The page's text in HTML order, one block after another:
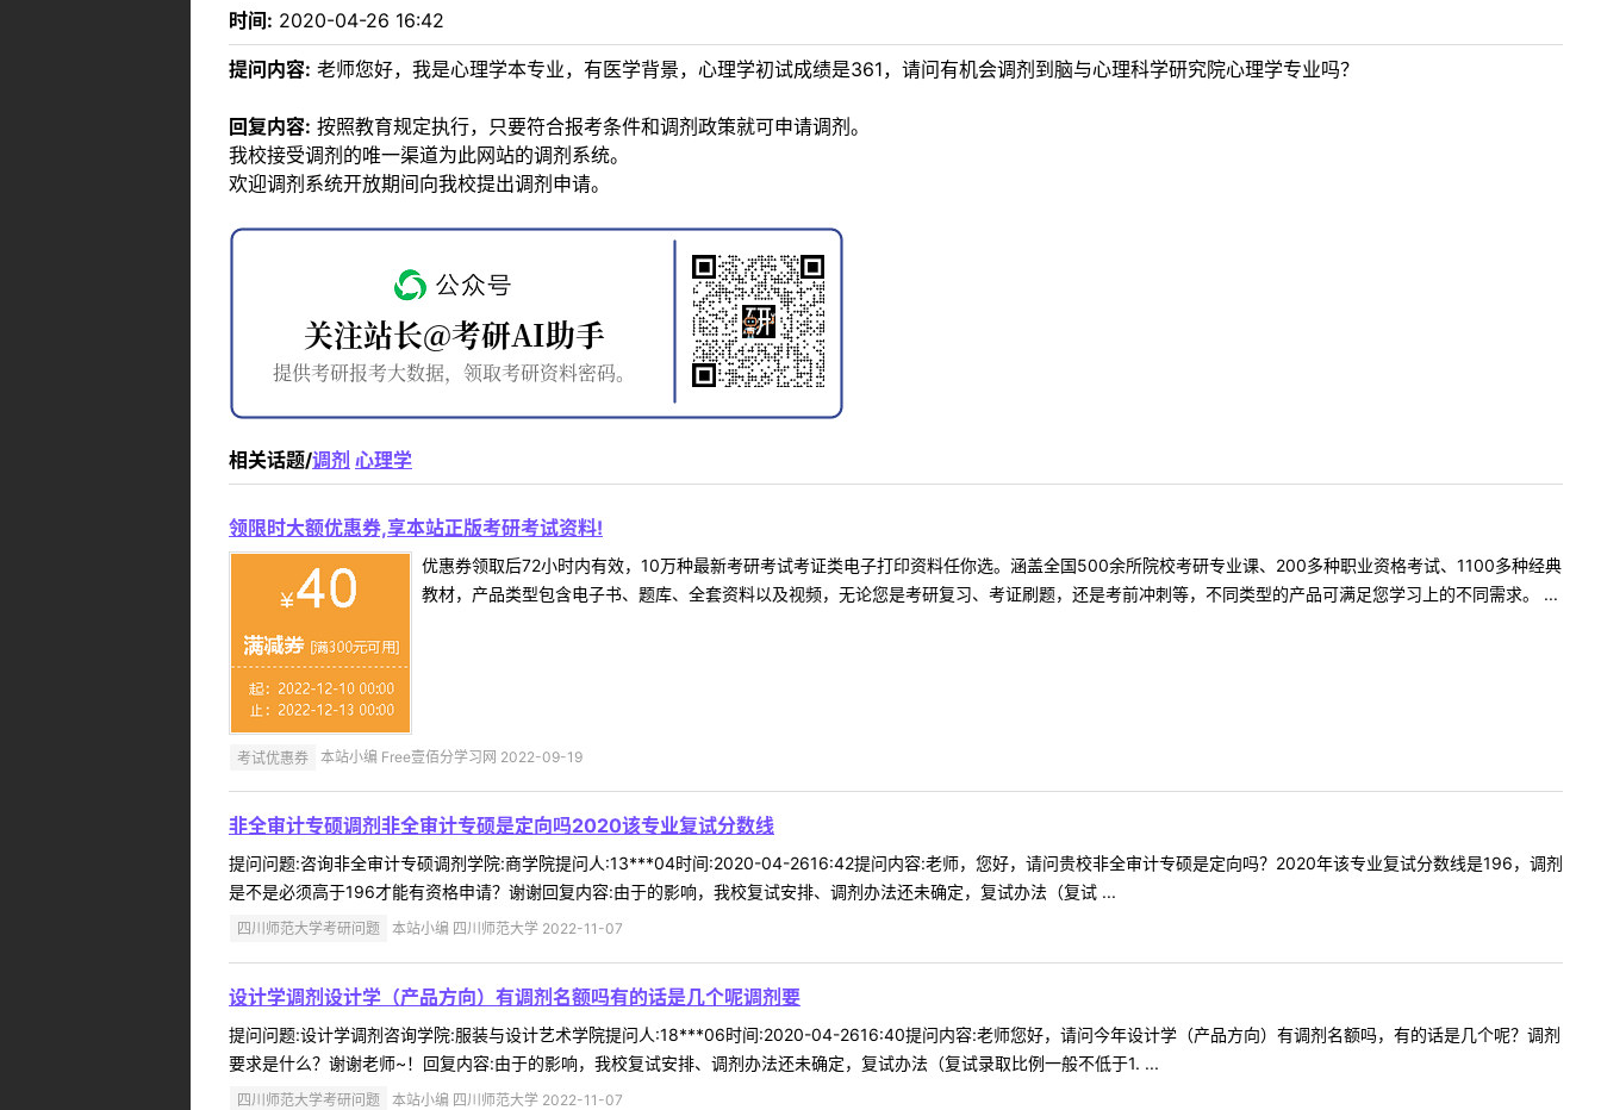
时间: 2020-04-26 16:42
提问内容: 老师您好，我是心理学本专业，有医学背景，心理学初试成绩是361，请问有机会调剂到脑与心理科学研究院心理学专业吗？
回复内容: 按照教育规定执行，只要符合报考条件和调剂政策就可申请调剂。
我校接受调剂的唯一渠道为此网站的调剂系统。
欢迎调剂系统开放期间向我校提出调剂申请。
相关话题/调剂 心理学
领限时大额优惠券,享本站正版考研考试资料!
优惠券领取后72小时内有效，10万种最新考研考试考证类电子打印资料任你选。涵盖全国500余所院校考研专业课、200多种职业资格考试、1100多种经典
教材，产品类型包含电子书、题库、全套资料以及视频，无论您是考研复习、考证刷题，还是考前冲刺等，不同类型的产品可满足您学习上的不同需求。 ...
考试优惠券 本站小编 Free壹佰分学习网 2022-09-19
非全审计专硕调剂非全审计专硕是定向吗2020该专业复试分数线
提问问题:咨询非全审计专硕调剂学院:商学院提问人:13***04时间:2020-04-2616:42提问内容:老师，您好，请问贵校非全审计专硕是定向吗？2020年该专业复试分数线是196，调剂
是不是必须高于196才能有资格申请？谢谢回复内容:由于的影响，我校复试安排、调剂办法还未确定，复试办法（复试 ...
四川师范大学考研问题 本站小编 四川师范大学 2022-11-07
设计学调剂设计学（产品方向）有调剂名额吗有的话是几个呢调剂要
提问问题:设计学调剂咨询学院:服装与设计艺术学院提问人:18***06时间:2020-04-2616:40提问内容:老师您好，请问今年设计学（产品方向）有调剂名额吗，有的话是几个呢？调剂
要求是什么？谢谢老师~！回复内容:由于的影响，我校复试安排、调剂办法还未确定，复试办法（复试录取比例一般不低于1. ...
四川师范大学考研问题 本站小编 四川师范大学 2022-11-07